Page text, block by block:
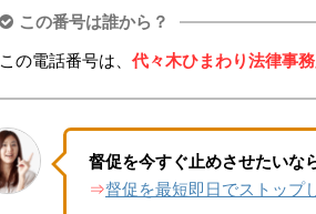
この番号は誰から？
この電話番号は、 代々木ひまわり法律事
督促を今すぐ止めさせたいな
⇒督促を最短即日でストップ